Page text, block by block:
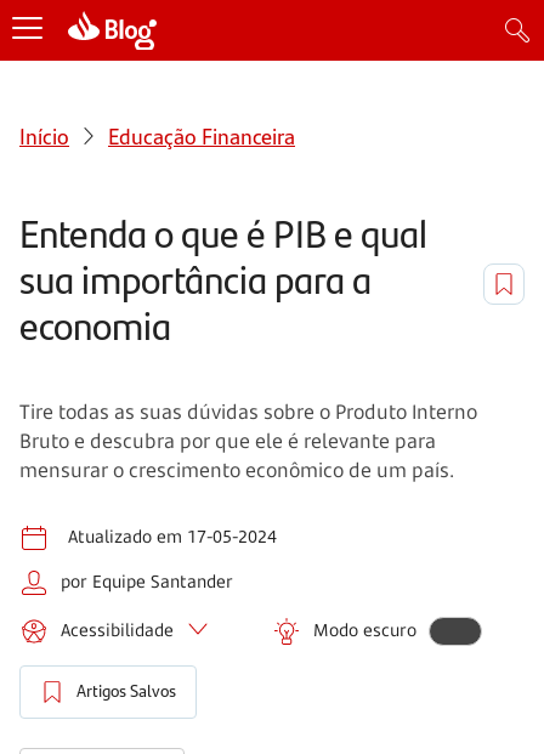
Início Educação Financeira
Entenda o que é PIB e qual
sua importância para a
economia
Tire todas as suas dúvidas sobre o Produto Interno
Bruto e descubra por que ele é relevante para
mensurar o crescimento econômico de um país.
Atualizado em 17-05-2024
por Equipe Santander
Acessibilidade Modo escuro
Artigos Salvos